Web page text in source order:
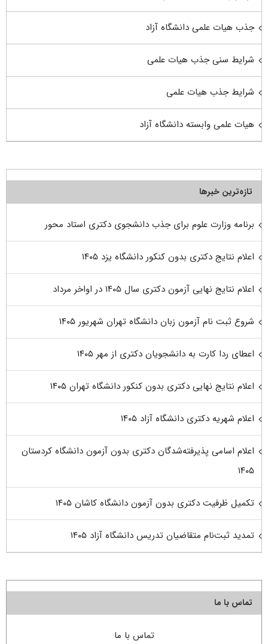
جذب هیات علمی دانشگاه آزاد
شرایط سنی جذب هیات علمی
شرایط جذب هیات علمی
هیات علمی وابسته دانشگاه آزاد
تازه‌ترین خبرها
برنامه وزارت علوم برای جذب دانشجوی دکتری استاد محور
اعلام نتایج دکتری بدون کنکور دانشگاه یزد ۱۴۰۵
اعلام نتایج نهایی آزمون دکتری سال ۱۴۰۵ در اواخر مرداد
شروع ثبت نام آزمون زبان دانشگاه تهران شهریور ۱۴۰۵
اعطای ردا کارت به دانشجویان دکتری از مهر ۱۴۰۵
اعلام نتایج نهایی دکتری بدون کنکور دانشگاه تهران ۱۴۰۵
اعلام شهریه دکتری دانشگاه آزاد ۱۴۰۵
اعلام اسامی پذیرفته‌شدگان دکتری بدون آزمون دانشگاه کردستان
۱۴۰۵
تکمیل ظرفیت دکتری بدون آزمون دانشگاه کاشان ۱۴۰۵
تمدید ثبت‌نام متقاضیان تدریس دانشگاه آزاد ۱۴۰۵
تماس با ما
تماس با ما